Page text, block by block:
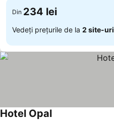
Din 234 lei
Vedeți prețurile de la 2 site-uri
Hotel Opal